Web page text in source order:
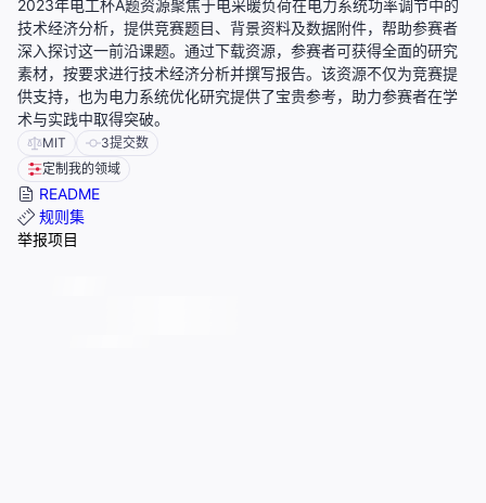
2023年电工杯A题资源聚焦于电采暖负荷在电力系统功率调节中的
技术经济分析，提供竞赛题目、背景资料及数据附件，帮助参赛者
深入探讨这一前沿课题。通过下载资源，参赛者可获得全面的研究
素材，按要求进行技术经济分析并撰写报告。该资源不仅为竞赛提
供支持，也为电力系统优化研究提供了宝贵参考，助力参赛者在学
术与实践中取得突破。
MIT 3提交数
定制我的领域
README
规则集
举报项目